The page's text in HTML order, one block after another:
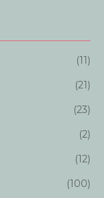
(11)
(21)
(23)
(2)
(12)
(100)